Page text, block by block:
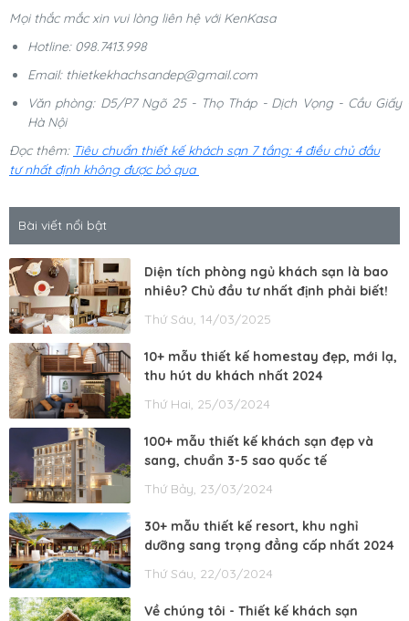
Mọi thắc mắc xin vui lòng liên hệ với KenKasa
Hotline: 098.7413.998
Email: thietkekhachsandep@gmail.com
Văn phòng: D5/P7 Ngõ 25 - Thọ Tháp - Dịch Vọng - Cầu Giấy
Hà Nội
Đọc thêm: Tiêu chuẩn thiết kế khách sạn 7 tầng: 4 điều chủ đầu
tư nhất định không được bỏ qua
Bài viết nổi bật
Diện tích phòng ngủ khách sạn là bao
nhiêu? Chủ đầu tư nhất định phải biết!
Thứ Sáu, 14/03/2025
10+ mẫu thiết kế homestay đẹp, mới lạ,
thu hút du khách nhất 2024
Thứ Hai, 25/03/2024
100+ mẫu thiết kế khách sạn đẹp và
sang, chuẩn 3-5 sao quốc tế
Thứ Bảy, 23/03/2024
30+ mẫu thiết kế resort, khu nghỉ
dưỡng sang trọng đẳng cấp nhất 2024
Thứ Sáu, 22/03/2024
Về chúng tôi - Thiết kế khách sạn